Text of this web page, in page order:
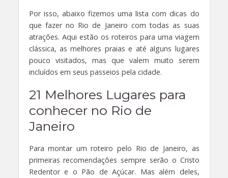
Por isso, abaixo fizemos uma lista com dicas do
que fazer no Rio de Janeiro com todas as suas
atrações. Aqui estão os roteiros para uma viagem
clássica, as melhores praias e até alguns lugares
pouco visitados, mas que valem muito serem
incluídos em seus passeios pela cidade.
21 Melhores Lugares para
conhecer no Rio de
Janeiro
Para montar um roteiro pelo Rio de Janeiro, as
primeiras recomendações sempre serão o Cristo
Redentor e o Pão de Açúcar. Mas além deles,